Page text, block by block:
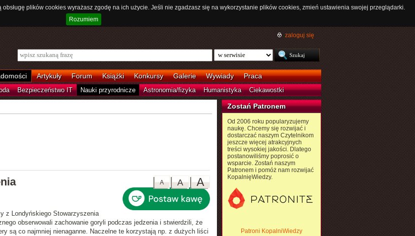
plików cookies wyrażasz zgodę na ich użycie. Jeśli nie zgadzasz się na wykorzystanie plików cookies, zmień ustawienia swojej przeglądarki.
Rozumiem
zaloguj się
Artykuły Forum Książki Konkursy Galerie Wywiady Praca
Bezpieczeństwo IT Nauki przyrodnicze Astronomia/fizyka Humanistyka Ciekawostki
A
A
A
z Londyńskiego Stowarzyszenia
obserwowali zachowanie goryli podczas jedzenia i stwierdzili, że
są co najmniej nienaganne. Naczelne te korzystająnp. z dużych liści
Zostań Patronem
Od 2006 roku popularyzujemy
naukę. Chcemy się rozwijać i
dostarczać naszym Czytelnikom
jeszcze więcej atrakcyjnych
treści wysokiej jakości. Dlatego
postanowiliśmy poprosić o
wsparcie. Zostań naszym
Patronem i pomóż nam rozwijać
KopalnięWiedzy.
Patroni KopalniWiedzy